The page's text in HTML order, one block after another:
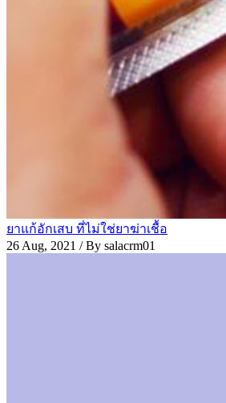
ยาแก้อักเสบ ที่ไม่ใช่ยาฆ่าเชื้อ
26 Aug, 2021 / By salacrm01